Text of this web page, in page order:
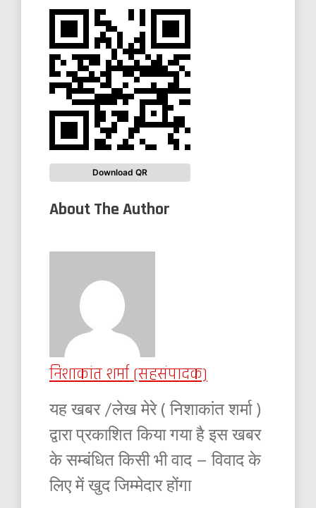
Download QR
About The Author
निशाकांत शर्मा (सहसंपादक)
यह खबर /लेख मेरे ( निशाकांत शर्मा )
द्वारा प्रकाशित किया गया है इस खबर
के सम्बंधित किसी भी वाद – विवाद के
लिए में खुद जिम्मेदार होंगा